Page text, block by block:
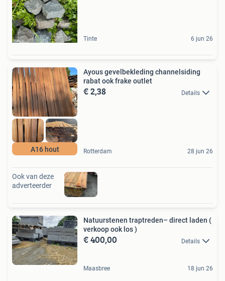
Tinte 6 jun 26
A16 hout
Ayous gevelbekleding channelsiding
rabat ook frake outlet
€ 2,38 Details
Rotterdam 28 jun 26
Ook van deze
adverteerder
Natuurstenen traptreden– direct laden (
verkoop ook los )
€ 400,00 Details
Maasbree 18 jun 26